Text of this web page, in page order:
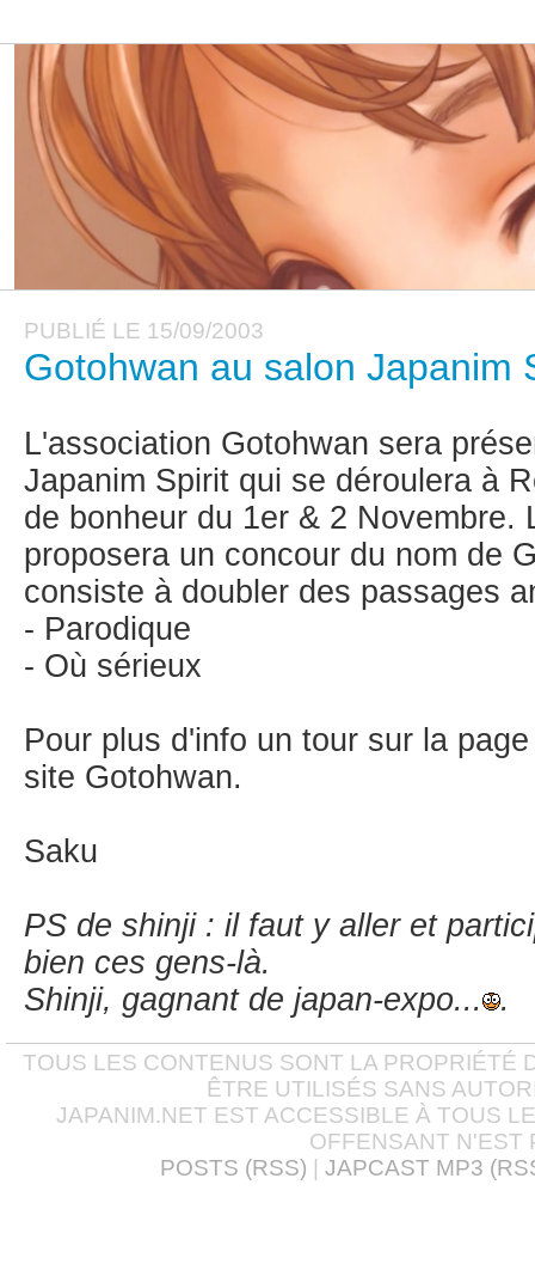
PUBLIÉ LE 15/09/2003
Gotohwan au salon Japanim
L'association Gotohwan sera
Japanim Spirit qui se déroulera à
de bonheur du 1er & 2 Novembre.
proposera un concour du nom de
consiste à doubler des passages
- Parodique
- Où sérieux
Pour plus d'info un tour sur la
site Gotohwan.
Saku
PS de shinji : il faut y aller et
bien ces gens-là.
Shinji, gagnant de japan-expo...
.
TOUS LES CONTENUS SONT LA PROPRIÉTÉ
ÊTRE UTILISÉS SANS
JAPANIM.NET EST ACCESSIBLE À TOUS
OFFENSANT N'EST
POSTS (RSS)
JAPCAST MP3